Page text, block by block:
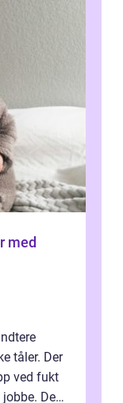
med
tåler. Der
ved fukt
Den